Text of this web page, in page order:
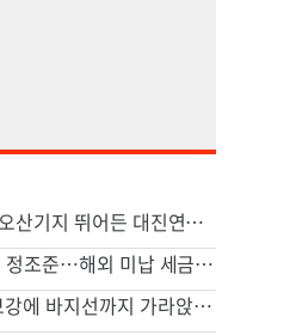
“미7공군 박살내자” 오산기지 뛰어든 대진연…3명 구속
"中, 재정난에 부유층 정조준…해외 미납 세금 추징 나서"
원전 멈출 판…다뉴브강에 바지선까지 가라앉혔다